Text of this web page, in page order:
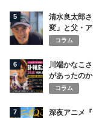
5
清水良太郎
変」と父・
コラム
6
川端かなこ
があったのか
コラム
7
深夜アニメ